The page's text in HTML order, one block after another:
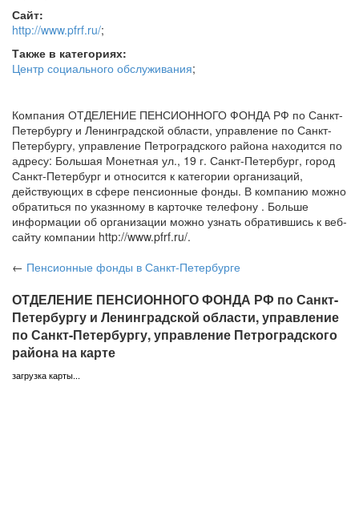
Сайт:
http://www.pfrf.ru/;
Также в категориях:
Центр социального обслуживания;
Компания ОТДЕЛЕНИЕ ПЕНСИОННОГО ФОНДА РФ по Санкт-
Петербургу и Ленинградской области, управление по Санкт-
Петербургу, управление Петроградского района находится по
адресу: Большая Монетная ул., 19 г. Санкт-Петербург, город
Санкт-Петербург и относится к категории организаций,
действующих в сфере пенсионные фонды. В компанию можно
обратиться по указнному в карточке телефону . Больше
информации об организации можно узнать обратившись к веб-
сайту компании http://www.pfrf.ru/.
← Пенсионные фонды в Санкт-Петербурге
ОТДЕЛЕНИЕ ПЕНСИОННОГО ФОНДА РФ по Санкт-
Петербургу и Ленинградской области, управление
по Санкт-Петербургу, управление Петроградского
района на карте
загрузка карты...